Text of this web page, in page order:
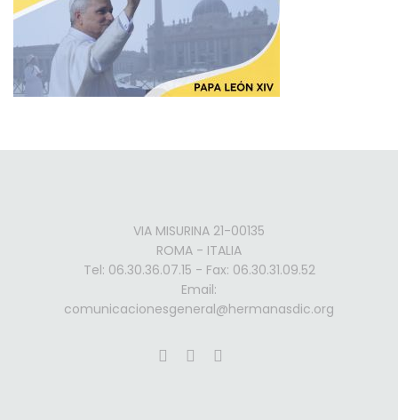
VIA MISURINA 21-00135
ROMA - ITALIA
Tel: 06.30.36.07.15 - Fax: 06.30.31.09.52
Email:
comunicacionesgeneral@hermanasdic.org